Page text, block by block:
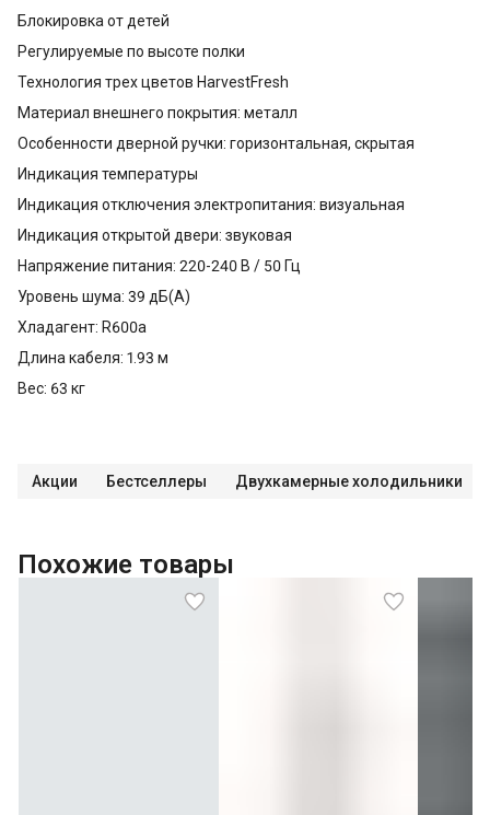
Блокировка от детей
Регулируемые по высоте полки
Технология трех цветов HarvestFresh
Материал внешнего покрытия: металл
Особенности дверной ручки: горизонтальная, скрытая
Индикация температуры
Индикация отключения электропитания: визуальная
Индикация открытой двери: звуковая
Напряжение питания: 220-240 В / 50 Гц
Уровень шума: 39 дБ(А)
Хладагент: R600a
Длина кабеля: 1.93 м
Вес: 63 кг
Акции Бестселлеры Двухкамерные холодильники
Похожие товары